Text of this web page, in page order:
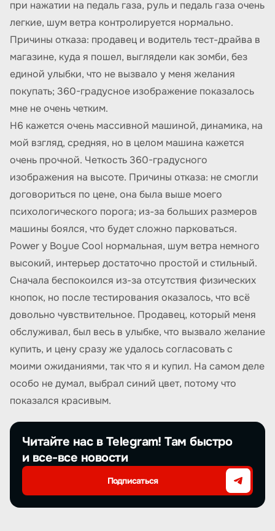
при нажатии на педаль газа, руль и педаль газа очень
легкие, шум ветра контролируется нормально.
Причины отказа: продавец и водитель тест-драйва в
магазине, куда я пошел, выглядели как зомби, без
единой улыбки, что не вызвало у меня желания
покупать; 360-градусное изображение показалось
мне не очень четким.
H6 кажется очень массивной машиной, динамика, на
мой взгляд, средняя, но в целом машина кажется
очень прочной. Четкость 360-градусного
изображения на высоте. Причины отказа: не смогли
договориться по цене, она была выше моего
психологического порога; из-за больших размеров
машины боялся, что будет сложно парковаться.
Power у Boyue Cool нормальная, шум ветра немного
высокий, интерьер достаточно простой и стильный.
Сначала беспокоился из-за отсутствия физических
кнопок, но после тестирования оказалось, что всё
довольно чувствительное. Продавец, который меня
обслуживал, был весь в улыбке, что вызвало желание
купить, и цену сразу же удалось согласовать с
моими ожиданиями, так что я и купил. На самом деле
особо не думал, выбрал синий цвет, потому что
показался красивым.
Читайте нас в Telegram! Там быстро
и все-все новости
Подписаться